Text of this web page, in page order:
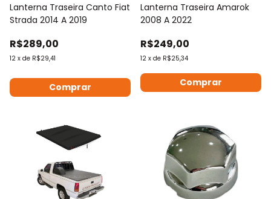
Lanterna Traseira Canto Fiat
Strada 2014 A 2019
R$289,00
12 x de R$29,41
Comprar
Lanterna Traseira Amarok
2008 A 2022
R$249,00
12 x de R$25,34
Comprar